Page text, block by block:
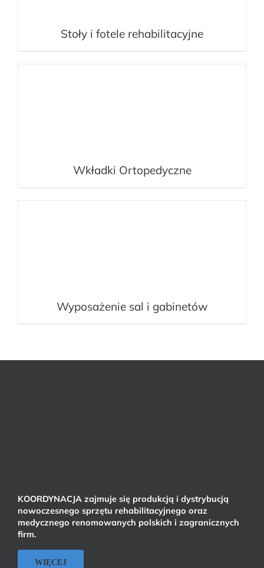
Stoły i fotele rehabilitacyjne
Wkładki Ortopedyczne
Wyposażenie sal i gabinetów
KOORDYNACJA zajmuje się produkcją i dystrybucją
nowoczesnego sprzętu rehabilitacyjnego oraz
medycznego renomowanych polskich i zagranicznych
firm.
WIĘCEJ